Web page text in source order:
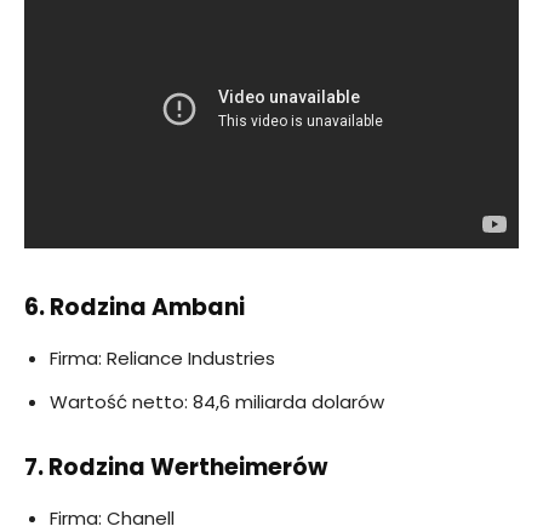
6. Rodzina Ambani
Firma: Reliance Industries
Wartość netto: 84,6 miliarda dolarów
7. Rodzina Wertheimerów
Firma: Chanell